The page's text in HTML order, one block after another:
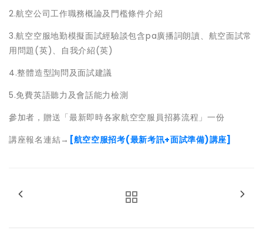
2.航空公司工作職務概論及門檻條件介紹
3.航空空服地勤模擬面試經驗談包含pa廣播詞朗讀、航空面試常
用問題(英)、自我介紹(英)
4.整體造型詢問及面試建議
5.免費英語聽力及會話能力檢測
參加者，贈送「最新即時各家航空空服員招募流程」一份
講座報名連結→ [航空空服招考(最新考訊+面試準備)講座]